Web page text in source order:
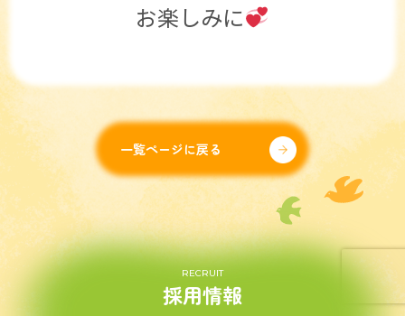
お楽しみに
一覧ページに戻る
RECRUIT
採用情報